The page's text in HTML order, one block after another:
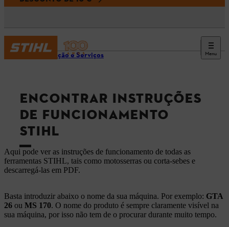
Menu
Informação e Serviços
ENCONTRAR INSTRUÇÕES
DE FUNCIONAMENTO
STIHL
Aqui pode ver as instruções de funcionamento de todas as
ferramentas STIHL, tais como motosserras ou corta-sebes e
descarregá-las em PDF.
Basta introduzir abaixo o nome da sua máquina. Por exemplo: GTA
26 ou MS 170. O nome do produto é sempre claramente visível na
sua máquina, por isso não tem de o procurar durante muito tempo.